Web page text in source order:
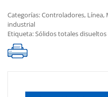
cantidad
Categorías:Controladores, Línea,
industrial
Etiqueta:Sólidos totales disueltos